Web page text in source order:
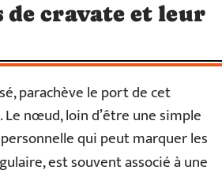
cravate et leur
parachève le port de cet
nœud, loin d’être une simple
qui peut marquer les
est souvent associé à une